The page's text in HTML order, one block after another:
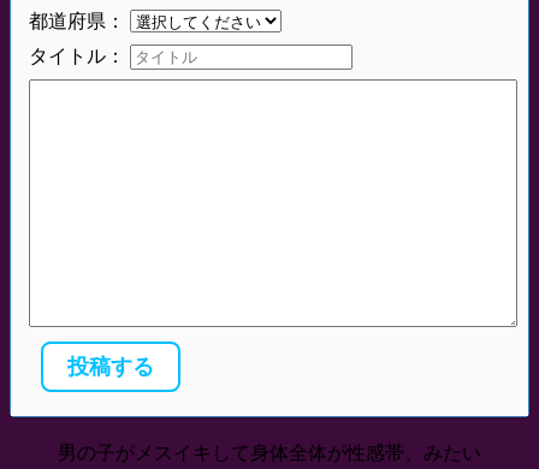
都道府県：
タイトル：
男の子がメスイキして身体全体が性感帯、みたい